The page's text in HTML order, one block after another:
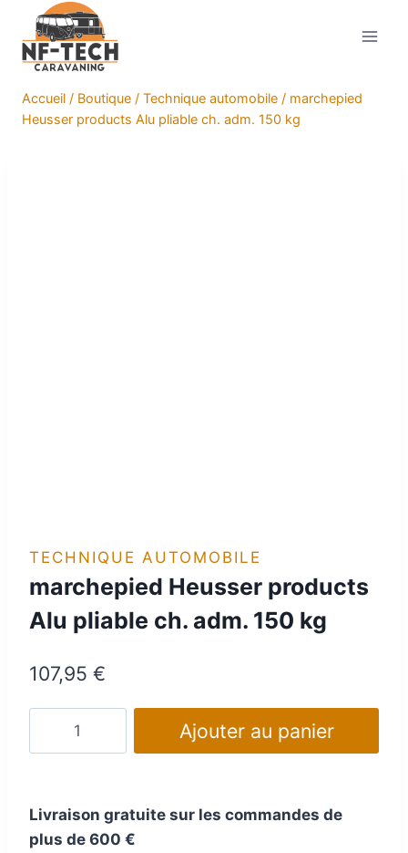
contenu
Accueil / Boutique / Technique automobile / marchepied
Heusser products Alu pliable ch. adm. 150 kg
TECHNIQUE AUTOMOBILE
marchepied Heusser products
Alu pliable ch. adm. 150 kg
107,95 €
products
Alu
Ajouter au panier
Livraison gratuite sur les commandes de
plus de 600 €